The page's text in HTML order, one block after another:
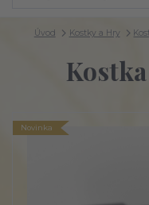
Úvod Kostky a Hry
Novinka